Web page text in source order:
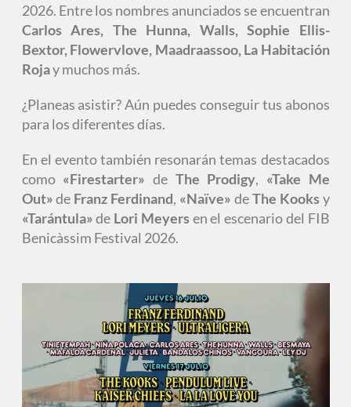
2026. Entre los nombres anunciados se encuentran
Carlos Ares, The Hunna, Walls, Sophie Ellis-
Bextor, Flowervlove, Maadraassoo, La Habitación
Rojay muchos más.
¿Planeas asistir? Aún puedes conseguir tus abonos
para los diferentes días.
En el evento también resonarán temas destacados
como «Firestarter» de The Prodigy, «Take Me
Out»de Franz Ferdinand, «Naïve» deThe Kooks y
«Tarántula»de Lori Meyers en el escenario del FIB
Benicàssim Festival 2026.